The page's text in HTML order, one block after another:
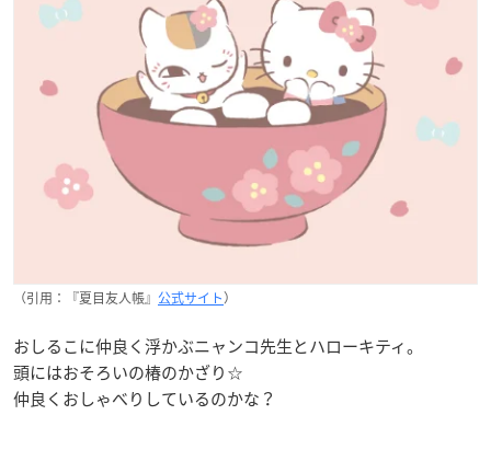
（引用：『夏目友人帳』 公式サイト）
おしるこに仲良く浮かぶニャンコ先生とハローキティ。
頭にはおそろいの椿のかざり☆
仲良くおしゃべりしているのかな？